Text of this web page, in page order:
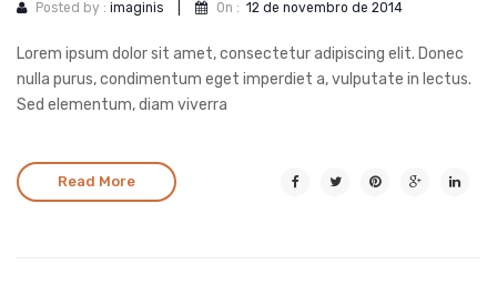
Posted by : imaginis On : 12 de novembro de 2014
Lorem ipsum dolor sit amet, consectetur adipiscing elit. Donec
nulla purus, condimentum eget imperdiet a, vulputate in lectus.
Sed elementum, diam viverra
Read More